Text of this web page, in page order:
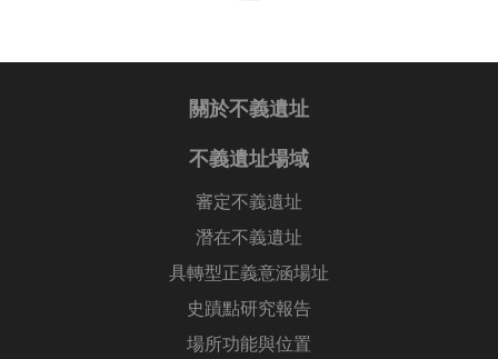
關於不義遺址
不義遺址場域
審定不義遺址
潛在不義遺址
具轉型正義意涵場址
史蹟點研究報告
場所功能與位置